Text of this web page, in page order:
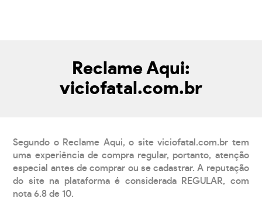
Reclame Aqui:
viciofatal.com.br
Segundo o Reclame Aqui, o site viciofatal.com.br tem
uma experiência de compra regular, portanto, atenção
especial antes de comprar ou se cadastrar. A reputação
do site na plataforma é considerada REGULAR, com
nota 6.8 de 10.